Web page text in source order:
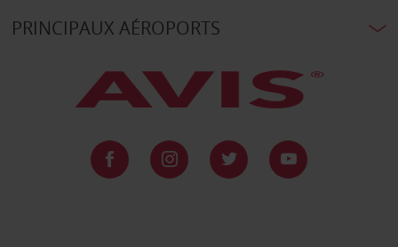
PRINCIPAUX AÉROPORTS